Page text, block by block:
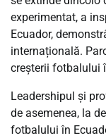
experimentat, a
Ecuador,
internațională.
creșterii fotbalului
Leadershipul și
de asemenea, la
fotbalului în